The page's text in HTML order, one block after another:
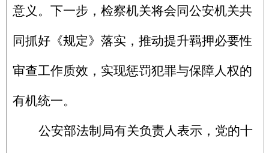
意义。下一步，检察机关将会同公安机关共
同抓好《规定》落实，推动提升羁押必要性
审查工作质效，实现惩罚犯罪与保障人权的
有机统一。
公安部法制局有关负责人表示，党的十